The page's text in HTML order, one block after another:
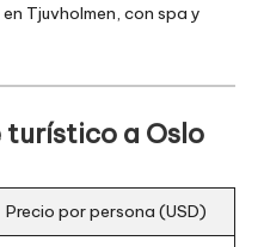
Tjuvholmen, con spa y
turístico a Oslo
Precio por persona (USD)